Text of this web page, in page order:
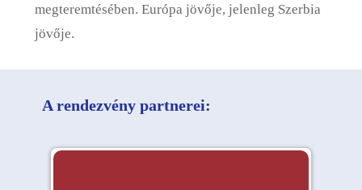
megteremtésében. Európa jövője, jelenleg Szerbia
jövője.
A rendezvény partnerei: